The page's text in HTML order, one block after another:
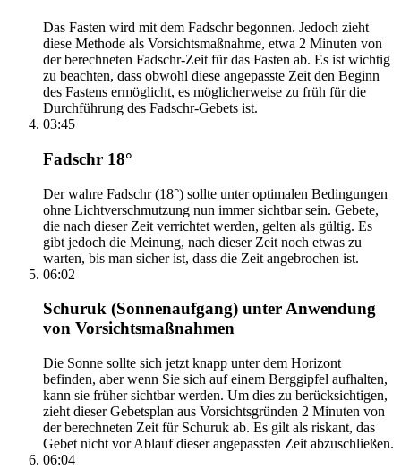
Das Fasten wird mit dem Fadschr begonnen. Jedoch zieht
diese Methode als Vorsichtsmaßnahme, etwa 2 Minuten von
der berechneten Fadschr-Zeit für das Fasten ab. Es ist wichtig
zu beachten, dass obwohl diese angepasste Zeit den Beginn
des Fastens ermöglicht, es möglicherweise zu früh für die
Durchführung des Fadschr-Gebets ist.
03:45
Fadschr 18°
Der wahre Fadschr (18°) sollte unter optimalen Bedingungen
ohne Lichtverschmutzung nun immer sichtbar sein. Gebete,
die nach dieser Zeit verrichtet werden, gelten als gültig. Es
gibt jedoch die Meinung, nach dieser Zeit noch etwas zu
warten, bis man sicher ist, dass die Zeit angebrochen ist.
06:02
Schuruk (Sonnenaufgang) unter Anwendung
von Vorsichtsmaßnahmen
Die Sonne sollte sich jetzt knapp unter dem Horizont
befinden, aber wenn Sie sich auf einem Berggipfel aufhalten,
kann sie früher sichtbar werden. Um dies zu berücksichtigen,
zieht dieser Gebetsplan aus Vorsichtsgründen 2 Minuten von
der berechneten Zeit für Schuruk ab. Es gilt als riskant, das
Gebet nicht vor Ablauf dieser angepassten Zeit abzuschließen.
06:04